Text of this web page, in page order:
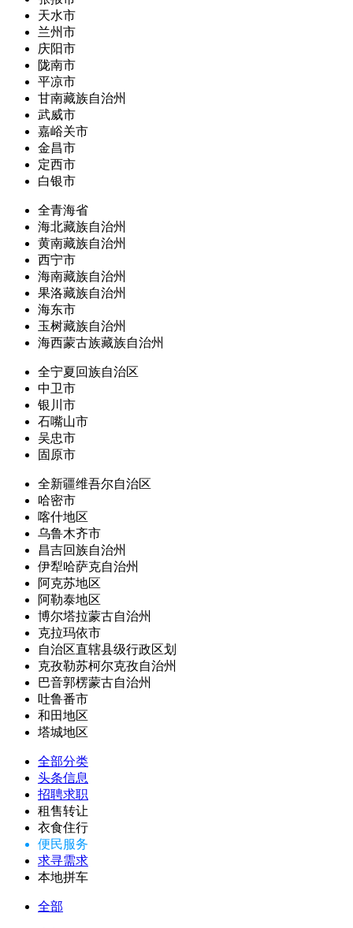
天水市
兰州市
庆阳市
陇南市
平凉市
甘南藏族自治州
武威市
嘉峪关市
金昌市
定西市
白银市
全青海省
海北藏族自治州
黄南藏族自治州
西宁市
海南藏族自治州
果洛藏族自治州
海东市
玉树藏族自治州
海西蒙古族藏族自治州
全宁夏回族自治区
中卫市
银川市
石嘴山市
吴忠市
固原市
全新疆维吾尔自治区
哈密市
喀什地区
乌鲁木齐市
昌吉回族自治州
伊犁哈萨克自治州
阿克苏地区
阿勒泰地区
博尔塔拉蒙古自治州
克拉玛依市
自治区直辖县级行政区划
克孜勒苏柯尔克孜自治州
巴音郭楞蒙古自治州
吐鲁番市
和田地区
塔城地区
全部分类
头条信息
招聘求职
租售转让
衣食住行
便民服务
求寻需求
本地拼车
全部